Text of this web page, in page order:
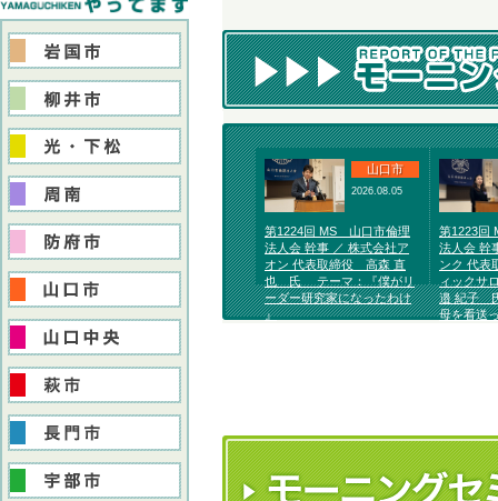
山口市
2026.08.05
第1224回 MS 山口市倫理
法人会 幹事 ／ 株式会社ア
オン 代表取締役 高森 直
也 氏 テーマ：『僕がリ
ーダー研究家になったわけ
』
第1223回
法人会 幹
ンク 代
ィックサ
邉 紀子
母を看送